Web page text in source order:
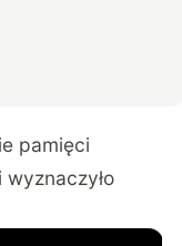
pamięci
wyznaczyło